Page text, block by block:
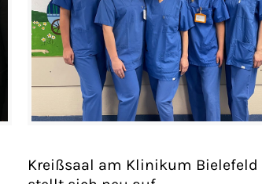
Kreißsaal am Klinikum Bielefeld